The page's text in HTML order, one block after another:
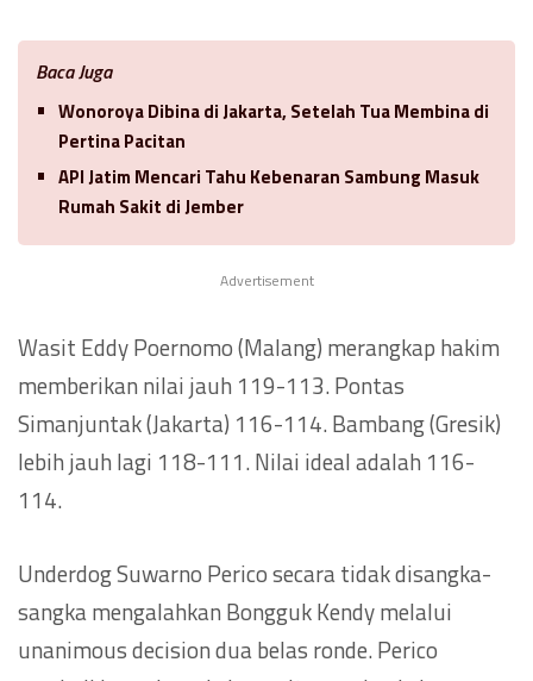
Baca Juga
Wonoroya Dibina di Jakarta, Setelah Tua Membina di
Pertina Pacitan
API Jatim Mencari Tahu Kebenaran Sambung Masuk
Rumah Sakit di Jember
Advertisement
Wasit Eddy Poernomo (Malang) merangkap hakim
memberikan nilai jauh 119-113. Pontas
Simanjuntak (Jakarta) 116-114. Bambang (Gresik)
lebih jauh lagi 118-111. Nilai ideal adalah 116-
114.
Underdog Suwarno Perico secara tidak disangka-
sangka mengalahkan Bongguk Kendy melalui
unanimous decision dua belas ronde. Perico